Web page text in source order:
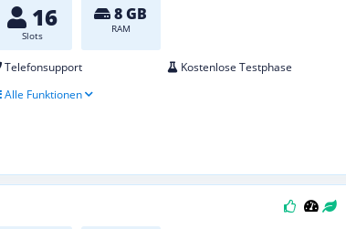
16
Slots
8 GB
RAM
Telefonsupport
Kostenlose Testphase
Alle Funktionen